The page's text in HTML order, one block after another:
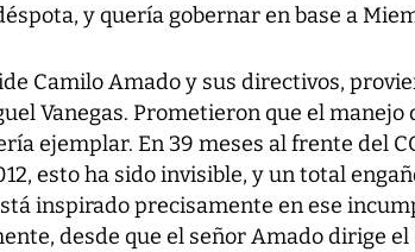
y quería gobernar en base a
Camilo Amado y sus directivos,
Vanegas. Prometieron que el manejo
ejemplar. En 39 meses al frente del
esto ha sido invisible, y un total
inspirado precisamente en ese
desde que el señor Amado dirige el